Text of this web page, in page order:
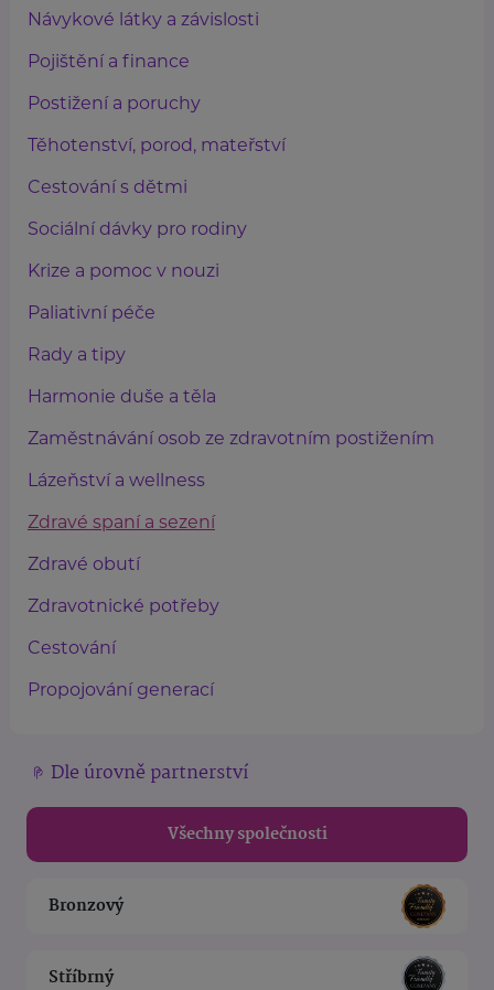
Návykové látky a závislosti
Pojištění a finance
Postižení a poruchy
Těhotenství, porod, mateřství
Cestování s dětmi
Sociální dávky pro rodiny
Krize a pomoc v nouzi
Paliativní péče
Rady a tipy
Harmonie duše a těla
Zaměstnávání osob ze zdravotním postižením
Lázeňství a wellness
Zdravé spaní a sezení
Zdravé obutí
Zdravotnické potřeby
Cestování
Propojování generací
Dle úrovně partnerství
Všechny společnosti
Bronzový
Stříbrný